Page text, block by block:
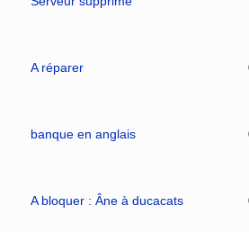
A réparer
banque en anglais
A bloquer : Âne à ducacats